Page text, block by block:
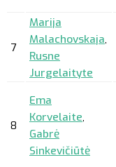
7
Marija
Malachovskaja,
Rusne
Jurgelaityte
8
Ema
Korvelaite,
Gabrė
Sinkevičiūtė